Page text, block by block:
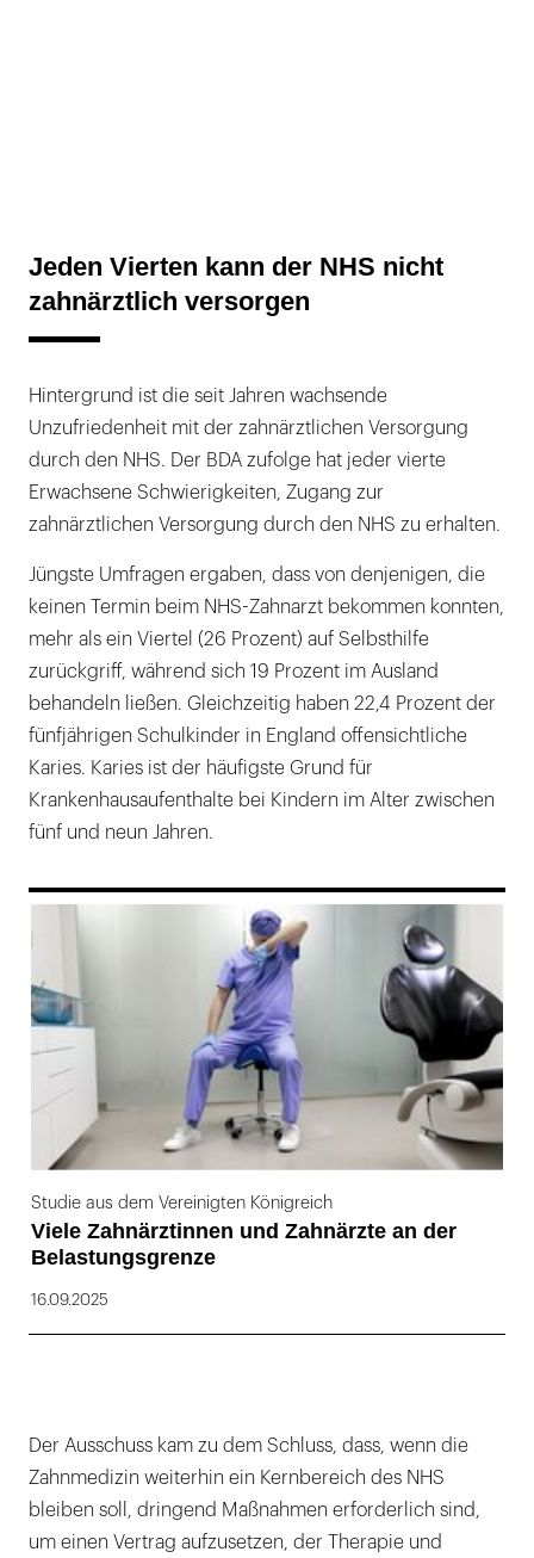
Jeden Vierten kann der NHS nicht
zahnärztlich versorgen
Hintergrund ist die seit Jahren wachsende
Unzufriedenheit mit der zahnärztlichen Versorgung
durch den NHS. Der BDA zufolge hat jeder vierte
Erwachsene Schwierigkeiten, Zugang zur
zahnärztlichen Versorgung durch den NHS zu erhalten.
Jüngste Umfragen ergaben, dass von denjenigen, die
keinen Termin beim NHS-Zahnarzt bekommen konnten,
mehr als ein Viertel (26 Prozent) auf Selbsthilfe
zurückgriff, während sich 19 Prozent im Ausland
behandeln ließen. Gleichzeitig haben 22,4 Prozent der
fünfjährigen Schulkinder in England offensichtliche
Karies. Karies ist der häufigste Grund für
Krankenhausaufenthalte bei Kindern im Alter zwischen
fünf und neun Jahren.
Studie aus dem Vereinigten Königreich
Viele Zahnärztinnen und Zahnärzte an der
Belastungsgrenze
16.09.2025
Der Ausschuss kam zu dem Schluss, dass, wenn die
Zahnmedizin weiterhin ein Kernbereich des NHS
bleiben soll, dringend Maßnahmen erforderlich sind,
um einen Vertrag aufzusetzen, der Therapie und